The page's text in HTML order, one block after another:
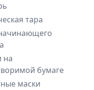
тара
на
бумаге
маски